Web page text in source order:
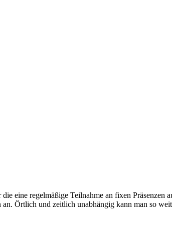
eine regelmäßige Teilnahme an fixen Präsenzen
Örtlich und zeitlich unabhängig kann man so